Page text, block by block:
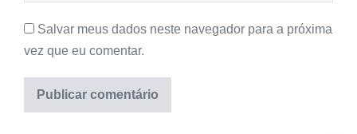
Salvar meus dados neste navegador para a próxima
vez que eu comentar.